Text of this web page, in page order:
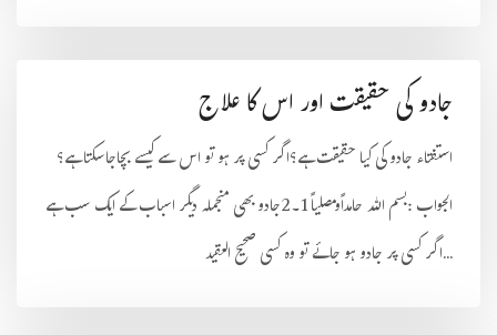
جادو کی حقیقت اور اس کا علاج
استفتاء جادو کی کیا حقیقت ہے؟اگر کسی پر ہو تو اس سے کیسے بچاجاسکتا ہے؟
الجواب :بسم اللہ حامداًومصلیاً 1۔2جادو بھی منجملہ دیگر اسباب کے ایک سب ہے
اگر کسی پر جادو ہو جائے تو وہ کسی صحیح العقید...